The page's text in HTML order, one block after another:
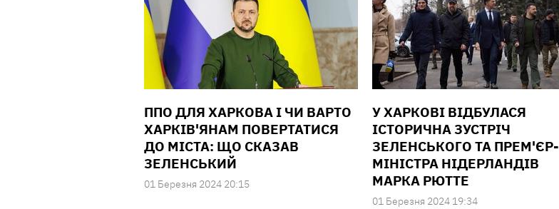
ППО ДЛЯ ХАРКОВА І ЧИ ВАРТО
ХАРКІВ'ЯНАМ ПОВЕРТАТИСЯ
ДО МІСТА: ЩО СКАЗАВ
ЗЕЛЕНСЬКИЙ
01 Березня 2024 20:15
У ХАРКОВІ ВІДБУЛАСЯ
ІСТОРИЧНА ЗУСТРІЧ
ЗЕЛЕНСЬКОГО ТА ПРЕМ'ЄР-
МІНІСТРА НІДЕРЛАНДІВ
МАРКА РЮТТЕ
01 Березня 2024 19:34